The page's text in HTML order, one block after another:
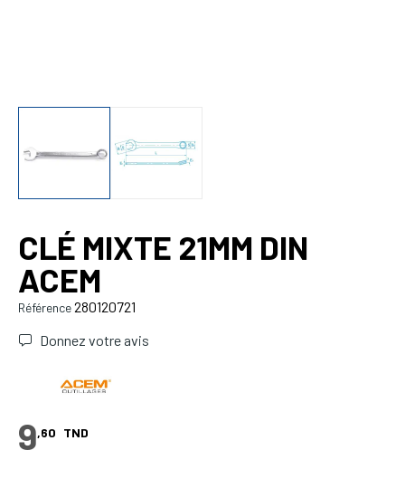
CLÉ MIXTE 21MM DIN
ACEM
Référence280120721
Donnez votre avis
9,60 TND